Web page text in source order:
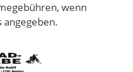
wenn
angegeben.